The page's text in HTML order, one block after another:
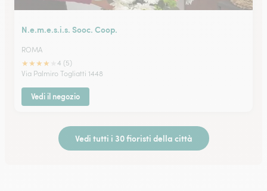
N.e.m.e.s.i.s. Sooc. Coop.
ROMA
★★★★
4 (5)
Via Palmiro Togliatti 1448
Vedi il negozio
Vedi tutti i 30 fioristi della città